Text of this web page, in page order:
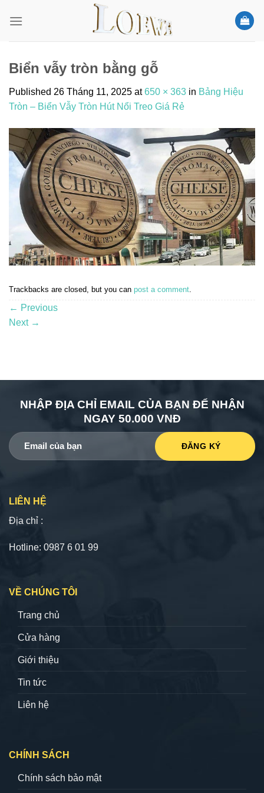
Biển vẫy tròn bằng gỗ
Published 26 Tháng 11, 2025 at650 × 363 in Bảng Hiệu
Tròn – Biển Vẫy Tròn Hút Nổi Treo Giá Rẻ
Trackbacks are closed, but you can post a comment
← Previous
Next →
NHẬP ĐỊA CHỈ EMAIL CỦA BẠN ĐỂ NHẬN
NGAY 50.000 VNĐ
LIÊN HỆ
Địa chỉ :
Hotline: 0987 6 01 99
VỀ CHÚNG TÔI
Trang chủ
Cửa hàng
Giới thiệu
Tin tức
Liên hệ
CHÍNH SÁCH
Chính sách bảo mật